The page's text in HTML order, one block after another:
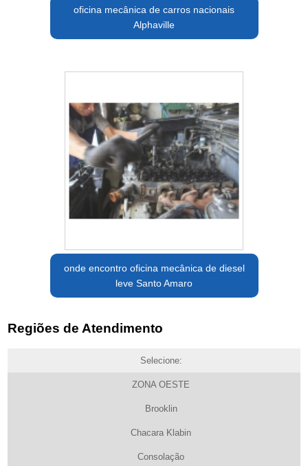
oficina mecânica de carros nacionais
Alphaville
onde encontro oficina mecânica de diesel
leve Santo Amaro
Regiões de Atendimento
Selecione:
ZONA OESTE
Brooklin
Chacara Klabin
Consolação